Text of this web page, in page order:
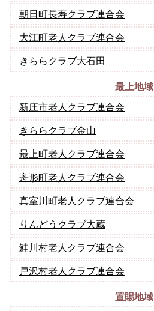
朝日町長寿クラブ連合会
大江町老人クラブ連合会
きららクラブ大石田
最上地域
新庄市老人クラブ連合会
きららクラブ金山
最上町老人クラブ連合会
舟形町老人クラブ連合会
真室川町老人クラブ連合会
りんどうクラブ大蔵
鮭川村老人クラブ連合会
戸沢村老人クラブ連合会
置賜地域